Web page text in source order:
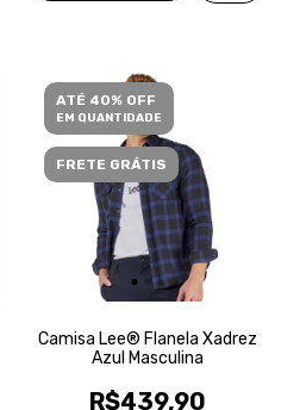
ATÉ 40% OFF
EM QUANTIDADE
FRETE GRÁTIS
Camisa Lee® Flanela Xadrez
Azul Masculina
R$439,90